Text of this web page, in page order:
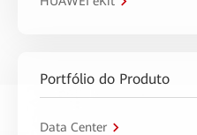
Portfólio do Produto
Data Center